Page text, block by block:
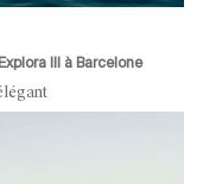
III à Barcelone